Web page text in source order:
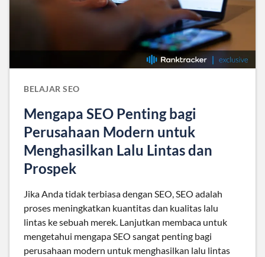
BELAJAR SEO
Mengapa SEO Penting bagi
Perusahaan Modern untuk
Menghasilkan Lalu Lintas dan
Prospek
Jika Anda tidak terbiasa dengan SEO, SEO adalah
proses meningkatkan kuantitas dan kualitas lalu
lintas ke sebuah merek. Lanjutkan membaca untuk
mengetahui mengapa SEO sangat penting bagi
perusahaan modern untuk menghasilkan lalu lintas